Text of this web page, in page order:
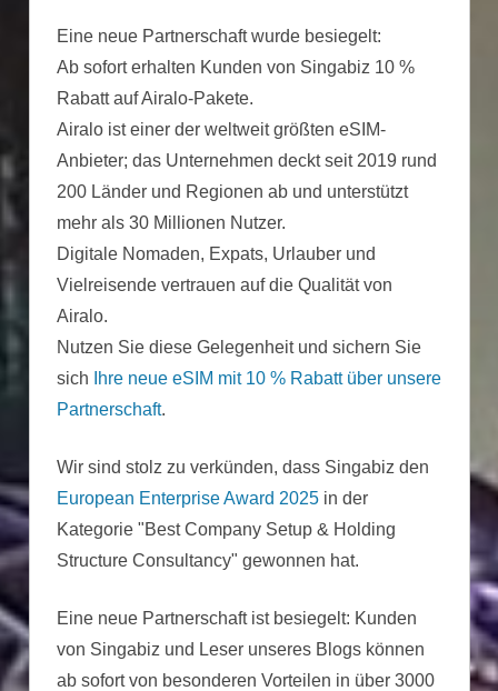
Eine neue Partnerschaft wurde besiegelt:
Ab sofort erhalten Kunden von Singabiz 10 %
Rabatt auf Airalo-Pakete.
Airalo ist einer der weltweit größten eSIM-
Anbieter; das Unternehmen deckt seit 2019 rund
200 Länder und Regionen ab und unterstützt
mehr als 30 Millionen Nutzer.
Digitale Nomaden, Expats, Urlauber und
Vielreisende vertrauen auf die Qualität von
Airalo.
Nutzen Sie diese Gelegenheit und sichern Sie
sich
Ihre neue eSIM mit 10 % Rabatt über unsere
Partnerschaft.
Wir sind stolz zu verkünden, dass Singabiz den
European Enterprise Award 2025in der
Kategorie "Best Company Setup & Holding
Structure Consultancy" gewonnen hat.
Eine neue Partnerschaft ist besiegelt: Kunden
von Singabiz und Leser unseres Blogs können
ab sofort von besonderen Vorteilen in über 3000